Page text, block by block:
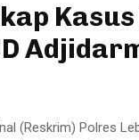
(Reskrim) Polres